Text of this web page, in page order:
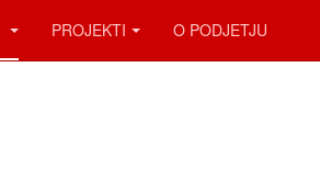
PROJEKTI O PODJETJU